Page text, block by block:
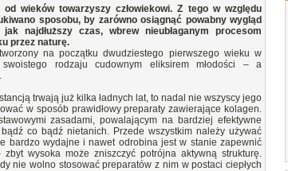
wieków towarzyszy człowiekowi. Z tego w względu
sposobu, by zarówno osiągnąć powabny wygląd
najdłuższy czas, wbrew nieubłaganym procesom
przez naturę.
na początku dwudziestego pierwszego wieku w
rodzaju cudownym eliksirem młodości – a
trwają już kilka ładnych lat, to nadal nie wszyscy jego
w sposób prawidłowy preparaty zawierające kolagen.
zasadami, powalającym na bardziej efektywne
co bądź nietanich. Przede wszystkim należy używać
bardzo wydajne i nawet odrobina jest w stanie zapewnić
wysoka może zniszczyć potrójna aktywną strukturę.
nie wolno stosować preparatów z nim w postaci ciepłych